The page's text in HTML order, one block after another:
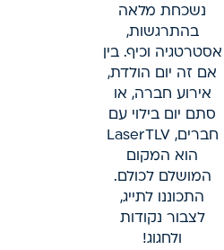
נשכחת מלאה
בהתרגשות,
אסטרטגיה וכיף. בין
אם זה יום הולדת,
אירוע חברה, או
סתם יום בילוי עם
חברים, LaserTLV
הוא המקום
המושלם לכולם.
התכוננו לתייג,
לצבור נקודות
ולחגוג!